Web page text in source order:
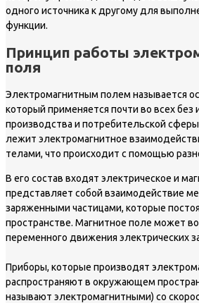
одного источника к другому для
функции.
Принцип работы
поля
Электромагнитным полем называется
который применяется почти во всех без
производства и потребительской
лежит электромагнитное
телами, что происходит с помощью
В его состав входят электрическое и
представляет собой взаимодействие
заряженными частицами, которые
пространстве. Магнитное поле может
переменного движения электрических
Приборы, которые производят
распространяют в окружающем
называют электромагнитными) со